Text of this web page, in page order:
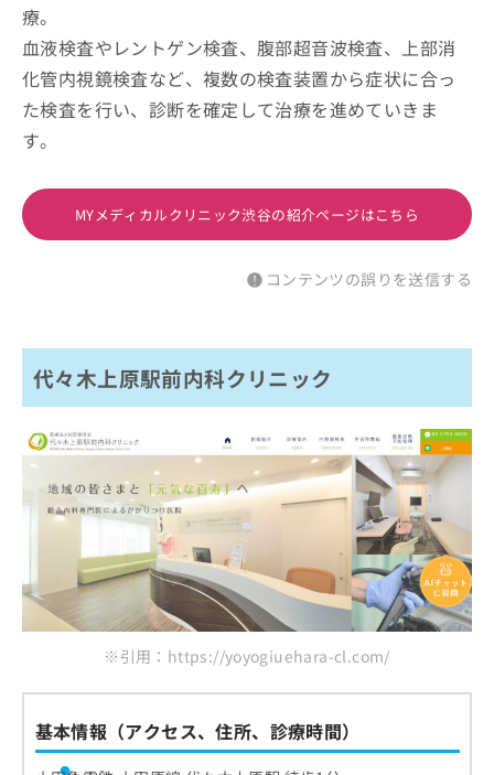
療。
血液検査やレントゲン検査、腹部超音波検査、上部消
化管内視鏡検査など、複数の検査装置から症状に合っ
た検査を行い、診断を確定して治療を進めていきま
す。
MYメディカルクリニック渋谷の紹介ページはこちら
コンテンツの誤りを送信する
代々木上原駅前内科クリニック
※引用：https://yoyogiuehara-cl.com/
基本情報（アクセス、住所、診療時間）